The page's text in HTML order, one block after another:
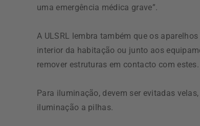
uma emergência médica grave”.
A ULSRL lembra também que os
interior da habitação ou junto aos
remover estruturas em contacto com estes.
Para iluminação, devem ser evitadas
iluminação a pilhas.